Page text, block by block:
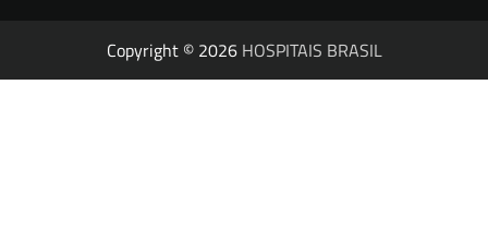
Copyright © 2026 HOSPITAIS BRASIL